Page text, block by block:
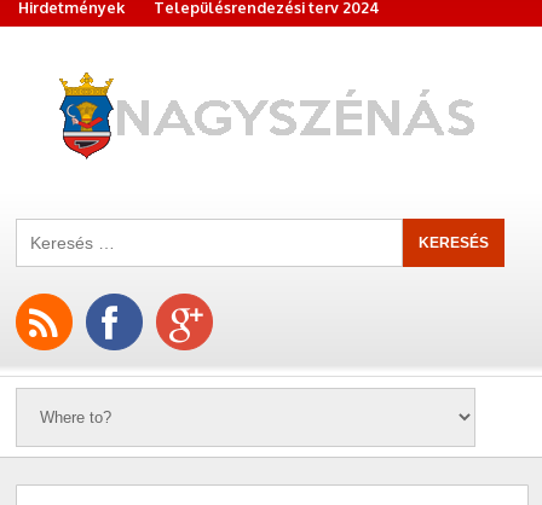
Hirdetmények
Településrendezési terv 2024